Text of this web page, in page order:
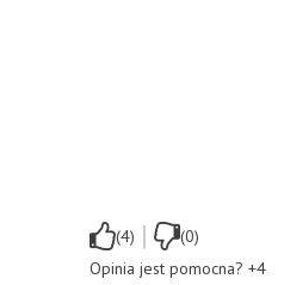
(4) |
(0)
Opinia jest pomocna? +4